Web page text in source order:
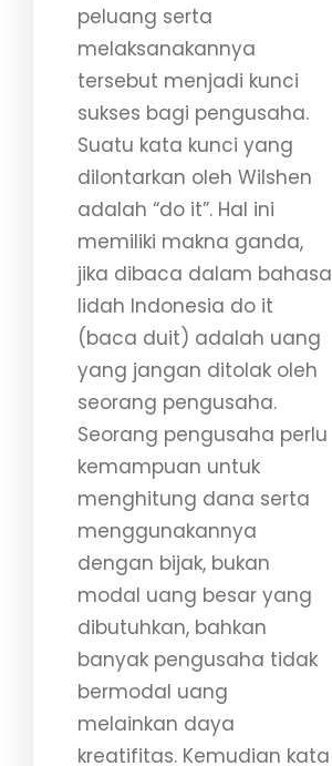
peluang serta
melaksanakannya
tersebut menjadi kunci
sukses bagi pengusaha.
Suatu kata kunci yang
dilontarkan oleh Wilshen
adalah “do it”. Hal ini
memiliki makna ganda,
jika dibaca dalam bahasa
lidah Indonesia do it
(baca duit) adalah uang
yang jangan ditolak oleh
seorang pengusaha.
Seorang pengusaha perlu
kemampuan untuk
menghitung dana serta
menggunakannya
dengan bijak, bukan
modal uang besar yang
dibutuhkan, bahkan
banyak pengusaha tidak
bermodal uang
melainkan daya
kreatifitas. Kemudian kata